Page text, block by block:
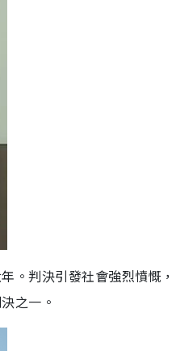
。判決引發社會強烈憤慨
之一。